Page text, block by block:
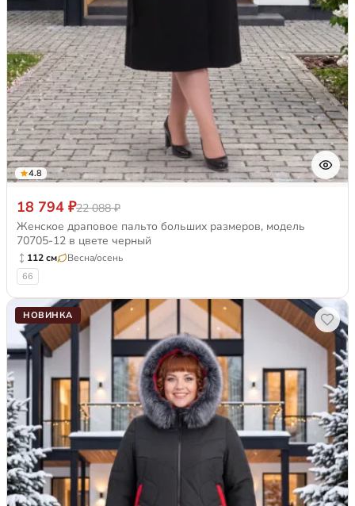
4.8
18 794 ₽22 088 ₽
Женское драповое пальто больших размеров, модель
70705-12 в цвете черный
112 см Весна/осень
66
НОВИНКА